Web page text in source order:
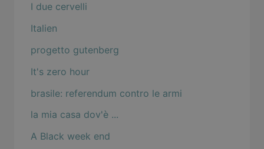
I due cervelli
Italien
progetto gutenberg
It's zero hour
brasile: referendum contro le armi
la mia casa dov'è ...
A Black week end